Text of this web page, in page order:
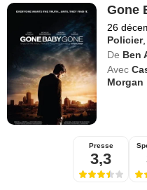
Gone
26
Policier
De Ben
Avec
Morgan
Presse
3,3